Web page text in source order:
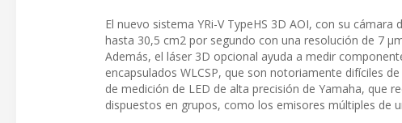
El nuevo sistema YRi-V TypeHS 3D AOI, con su
hasta 30,5 cm2 por segundo con una resolución de 7
Además, el láser 3D opcional ayuda a medir
encapsulados WLCSP, que son notoriamente difíciles
de medición de LED de alta precisión de Yamaha, que
dispuestos en grupos, como los emisores múltiples de